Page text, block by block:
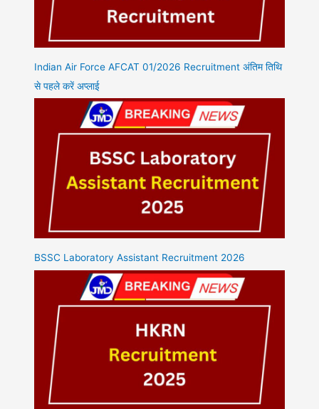
Indian Air Force AFCAT 01/2026 Recruitment अंतिम तिथि
से पहले करें अप्लाई
BSSC Laboratory Assistant Recruitment 2026